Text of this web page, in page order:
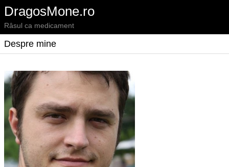
DragosMone.ro
Râsul ca medicament
Despre mine